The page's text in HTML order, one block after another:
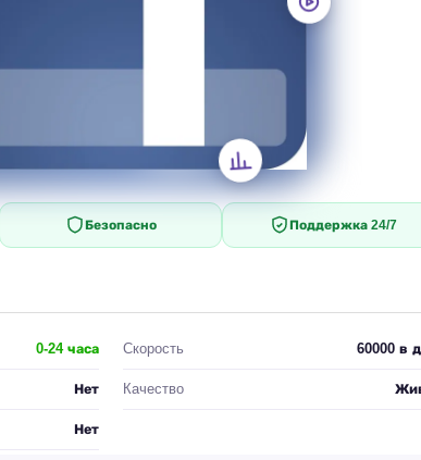
Безопасно Поддержка 24/7
0-24 часа Скорость 60000 в
Нет Качество
Нет